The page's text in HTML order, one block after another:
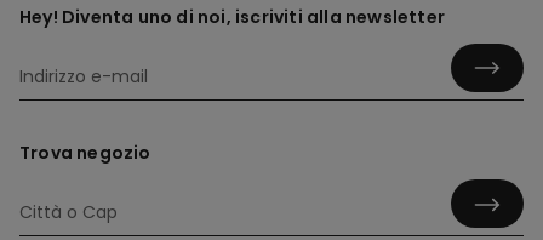
Hey! Diventa uno di noi, iscriviti alla newsletter
Trova negozio